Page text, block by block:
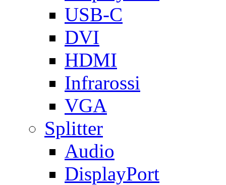
USB-C
DVI
HDMI
Infrarossi
VGA
Splitter
Audio
DisplayPort